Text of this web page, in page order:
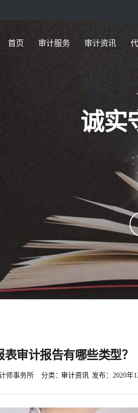
首页 审计服务 审计资讯
诚实
审计报告有哪些类型？
师事务所 分类：审计资讯 发布： 2020年